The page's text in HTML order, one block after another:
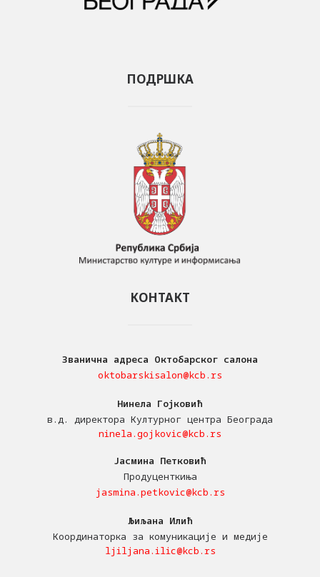
ПОДРШКА
КОНТАКТ
Званична адреса Октобарског салона
oktobarskisalon@kcb.rs
Нинела Гојковић
в.д. директора Културног центра Београда
ninela.gojkovic@kcb.rs
Јасмина Петковић
Продуценткиња
jasmina.petkovic@kcb.rs
Љиљана Илић
Координаторка за комуникације и медије
ljiljana.ilic@kcb.rs